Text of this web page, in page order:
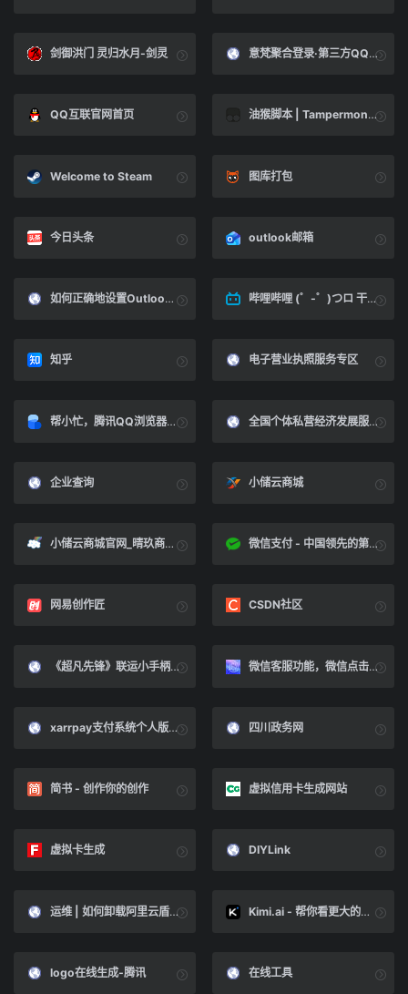
剑御洪门 灵归水月-剑灵 意梵聚合登录·第三方QQ、微信一键登录官方接口
QQ互联官网首页 油猴脚本 | Tampermonkey
Welcome to Steam 图库打包
今日头条 outlook邮箱
如何正确地设置Outlook SMTP发送电子邮件 - 闪电博 哔哩哔哩 (゜-゜)つロ 干杯~-bilibili
知乎 电子营业执照服务专区
帮小忙，腾讯QQ浏览器在线工具箱平台 全国个体私营经济发展服务网
企业查询 小储云商城
小储云商城官网_晴玖商城_正版授权_货源对接_代理商开通 微信支付 - 中国领先的第三方支付平台 ｜ 微信支付提供安全快捷的支付方式
网易创作匠 CSDN社区
《超凡先锋》联运小手柄悬挂教学 微信客服功能，微信点击可联系的在线客服，和云典网右下客服功能一致 - 云典网
xarrpay支付系统个人版教程 四川政务网
简书 - 创作你的创作 虚拟信用卡生成网站
虚拟卡生成 DIYLink
运维 | 如何卸载阿里云盾 | Linux-不忘初心系统博客 Kimi.ai - 帮你看更大的世界
logo在线生成-腾讯 在线工具